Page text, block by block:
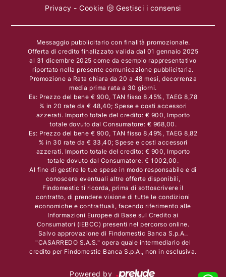
Privacy -Cookie Gestisci i consensi
Messaggio pubblicitario con finalità promozionale.
Offerta di credito finalizzato valida dal 01 gennaio 2025
al 31 dicembre 2025 come da esempio rappresentativo
riportato nella presente comunicazione pubblicitaria.
Promozione a Rata chiara da 20 a 48 mesi, decorrenza
media prima rata a 30 giorni.
Es: Prezzo del bene € 900, TAN fisso 8,45%, TAEG 8,78
% in 20 rate da € 48,40; Spese e costi accessori
azzerati. Importo totale del credito: € 900, Importo
totale dovuto dal Consumatore: € 968,00.
Es: Prezzo del bene € 900, TAN fisso 8,49%, TAEG 8,82
% in 30 rate da € 33,40; Spese e costi accessori
azzerati. Importo totale del credito: € 900, Importo
totale dovuto dal Consumatore: € 1002,00.
Al fine di gestire le tue spese in modo responsabile e di
conoscere eventuali altre offerte disponibili,
Findomestic ti ricorda, prima di sottoscrivere il
contratto, di prendere visione di tutte le condizioni
economiche e contrattuali, facendo riferimento alle
Informazioni Europee di Base sul Credito ai
Consumatori (IEBCC) presenti nel percorso online.
Salvo approvazione di Findomestic Banca S.p.A..
"CASARREDO S.A.S." opera quale intermediario del
credito per Findomestic Banca S.p.A., non in esclusiva.
Powered by